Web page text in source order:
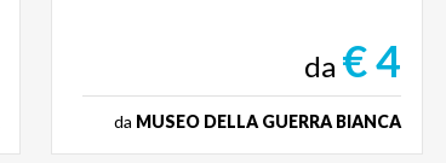
da € 4
da MUSEO DELLA GUERRA BIANCA